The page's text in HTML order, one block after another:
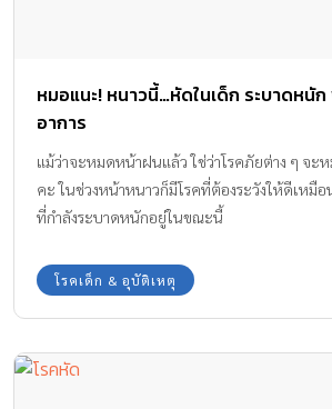
หมอแนะ! หนาวนี้…หัดในเด็ก ระบาดหนั
อาการ
แม้ว่าจะหมดหน้าฝนแล้ว ใช่ว่าโรคภัยต่าง ๆ จ
คะ ในช่วงหน้าหนาวก็มีโรคที่ต้องระวังให้ดีเหมื
ที่กำลังระบาดหนักอยู่ในขณะนี้
โรคเด็ก & อุบัติเหตุ